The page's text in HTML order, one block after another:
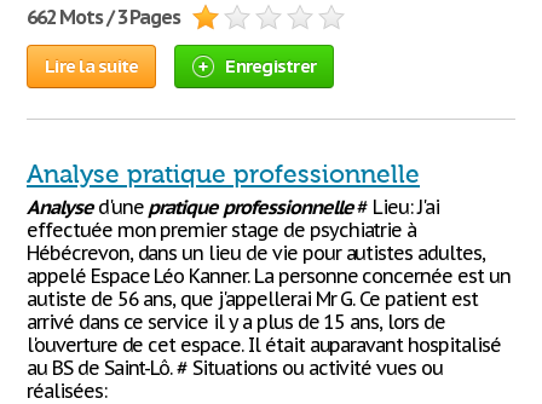
662 Mots / 3 Pages
Lire la suite Enregistrer
Analyse pratique professionnelle
Analysed'une pratique professionnelle# Lieu: J'ai
effectuée mon premier stage de psychiatrie à
Hébécrevon, dans un lieu de vie pour autistes adultes,
appelé Espace Léo Kanner. La personne concernée est un
autiste de 56 ans, que j'appellerai Mr G. Ce patient est
arrivé dans ce service il y a plus de 15 ans, lors de
l'ouverture de cet espace. Il était auparavant hospitalisé
au BS de Saint-Lô. # Situations ou activité vues ou
réalisées: